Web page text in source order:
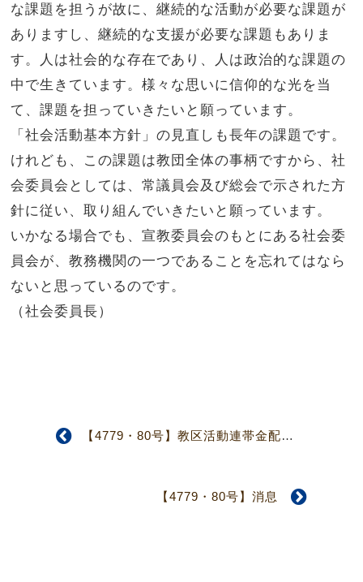
な課題を担うが故に、継続的な活動が必要な課題が
ありますし、継続的な支援が必要な課題もありま
す。人は社会的な存在であり、人は政治的な課題の
中で生きています。様々な思いに信仰的な光を当
て、課題を担っていきたいと願っています。
「社会活動基本方針」の見直しも長年の課題です。
けれども、この課題は教団全体の事柄ですから、社
会委員会としては、常議員会及び総会で示された方
針に従い、取り組んでいきたいと願っています。
いかなる場合でも、宣教委員会のもとにある社会委
員会が、教務機関の一つであることを忘れてはなら
ないと思っているのです。
（社会委員長）
【4779・80号】教区活動連帯金配分検討委員会 14年度現行制度の継続を確認
【4779・80号】消息